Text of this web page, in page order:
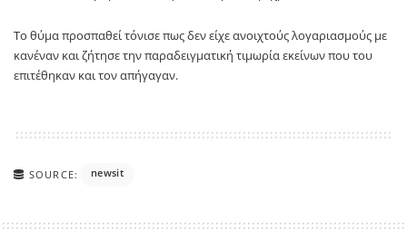
Το θύμα προσπαθεί τόνισε πως δεν είχε ανοιχτούς λογαριασμούς με
κανέναν και ζήτησε την παραδειγματική τιμωρία εκείνων που του
επιτέθηκαν και τον απήγαγαν.
SOURCE: newsit